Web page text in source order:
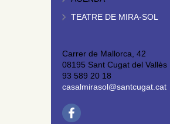
TEATRE DE MIRA-SOL
Carrer de Mallorca, 42
08195 Sant Cugat del Vallès
93 589 20 18
casalmirasol@santcugat.cat